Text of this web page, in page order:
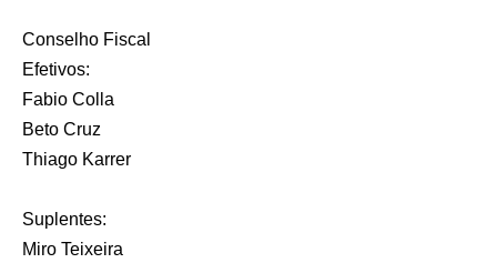
Conselho Fiscal
Efetivos:
Fabio Colla
Beto Cruz
Thiago Karrer
Suplentes:
Miro Teixeira